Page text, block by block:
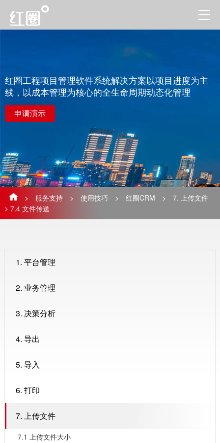
红圈工程项目管理软件系统解决方案以项目进度为主
线，以成本管理为核心的全生命周期动态化管理
申请演示
> 服务支持 > 使用技巧 > 红圈CRM >
7. 上传文件
> 7.4 ​文件传送
1. 平台管理
2. 业务管理
3. 决策分析
4. 导出
5. 导入
6. 打印
7. 上传文件
7.1 ​上传文件大小